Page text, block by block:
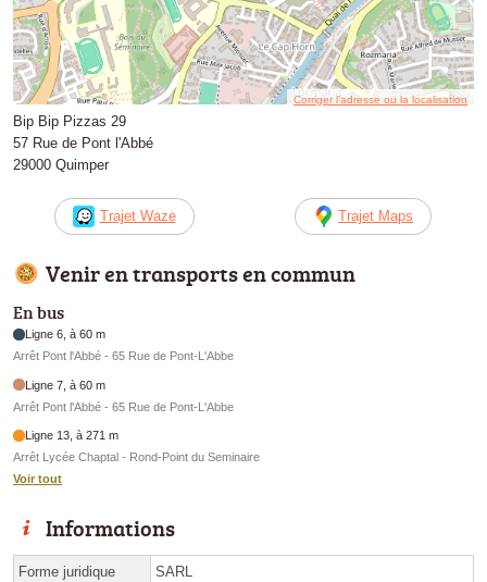
Corriger l’adresse ou la localisation
Bip Bip Pizzas 29
57 Rue de Pont l'Abbé
29000 Quimper
Trajet Waze Trajet Maps
Venir en transports en commun
En bus
Ligne 6, à 60 m
Arrêt Pont l'Abbé - 65 Rue de Pont-L'Abbe
Ligne 7, à 60 m
Arrêt Pont l'Abbé - 65 Rue de Pont-L'Abbe
Ligne 13, à 271 m
Arrêt Lycée Chaptal - Rond-Point du Seminaire
Voir tout
Informations
Forme juridique SARL